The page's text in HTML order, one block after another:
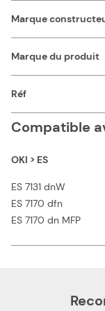
Marque
Marque du produit
Réf
Compatible
OKI > ES
ES 7131 dnW
ES 7170 dfn
ES 7170 dn MFP